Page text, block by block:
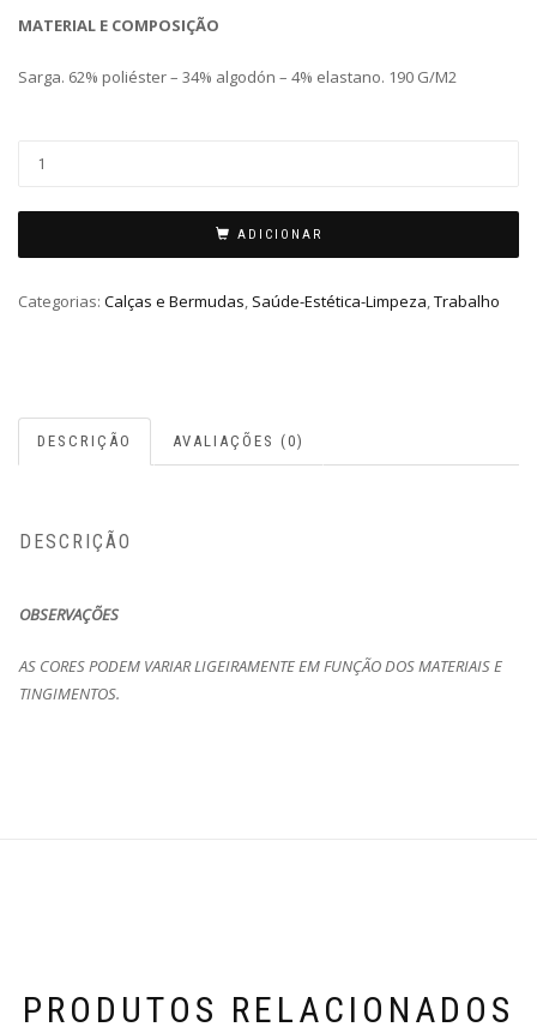
MATERIAL E COMPOSIÇÃO
Sarga. 62% poliéster – 34% algodón – 4% elastano. 190 G/M2
ADICIONAR
Categorias: Calças e Bermudas, Saúde-Estética-Limpeza,Trabalho
DESCRIÇÃO AVALIAÇÕES (0)
DESCRIÇÃO
OBSERVAÇÕES
AS CORES PODEM VARIAR LIGEIRAMENTE EM FUNÇÃO DOS MATERIAIS E
TINGIMENTOS.
PRODUTOS RELACIONADOS